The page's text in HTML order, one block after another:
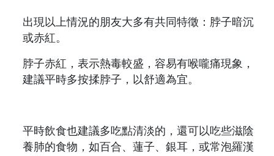
出現以上情況的朋友大多有共同特徵：脖子暗沉
或赤紅。
脖子赤紅，表示熱毒較盛，容易有喉嚨痛現象，
建議平時多按揉脖子，以舒適為宜。
平時飲食也建議多吃點清淡的，還可以吃些滋陰
養肺的食物，如百合、蓮子、銀耳，或常泡羅漢